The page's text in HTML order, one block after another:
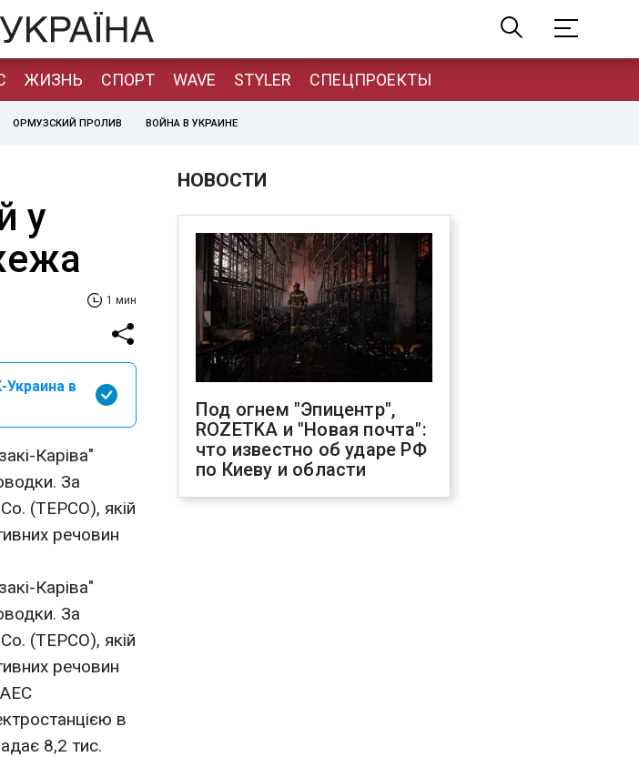
ЖИЗНЬ СПОРТ WAVE STYLER СПЕЦПРОЕКТЫ
ОРМУЗСКИЙ ПРОЛИВ ВОЙНА В УКРАИНЕ
у
1 мин
Украина в
Каріва"
За
(TEPCO), якій
речовин
Каріва"
За
(TEPCO), якій
речовин
в
8,2 тис.
НОВОСТИ
Под огнем "Эпицентр",
ROZETKA и "Новая почта":
что известно об ударе РФ
по Киеву и области